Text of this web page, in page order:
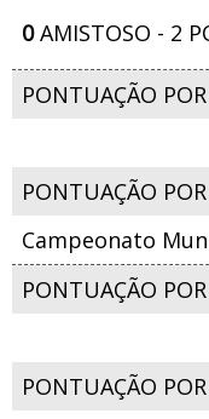
0AMISTOSO - 2
PONTUAÇÃO
PONTUAÇÃO
Campeonato
PONTUAÇÃO
PONTUAÇÃO